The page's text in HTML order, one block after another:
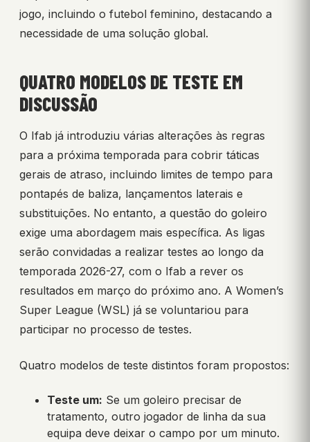
jogo, incluindo o futebol feminino, destacando a
necessidade de uma solução global.
QUATRO MODELOS DE TESTE EM
DISCUSSÃO
O Ifab já introduziu várias alterações às regras
para a próxima temporada para cobrir táticas
gerais de atraso, incluindo limites de tempo para
pontapés de baliza, lançamentos laterais e
substituições. No entanto, a questão do goleiro
exige uma abordagem mais específica. As ligas
serão convidadas a realizar testes ao longo da
temporada 2026-27, com o Ifab a rever os
resultados em março do próximo ano. A Women’s
Super League (WSL) já se voluntariou para
participar no processo de testes.
Quatro modelos de teste distintos foram propostos:
Teste um: Se um goleiro precisar de
tratamento, outro jogador de linha da sua
equipa deve deixar o campo por um minuto.